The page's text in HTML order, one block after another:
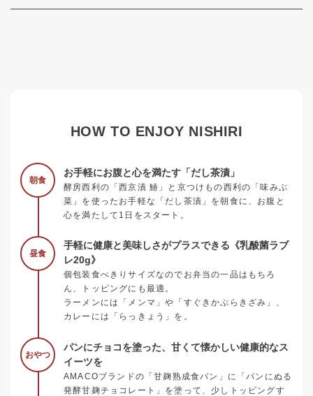
HOW TO ENJOY NISHIRI
朝食
お手軽にお腹と心を満たす「だし茶漬」
酵房西利の「西京漬 鰆」と京つけもの西利の「味みぶ
菜」を使ったお手軽な「だし茶漬」を朝食に、お腹と
心を満たして1日をスタート。
昼食
手軽に健康と美味しさがプラスできる《乳酸菌ラブ
レ20g》
個包装食べきりサイズなのでお弁当の一品はもちろ
ん、トッピングにも最適。
ラーメンには「メンマ」や「すぐきかぶらきざみ」、
カレーには「らっきょう」を。
おやつ
パンにチョコを塗った、甘くて懐かしい健康的なス
イーツを
AMACOブランドの「甘麹熟成食パン」に「パンにぬる
発酵甘麹チョコレート」を塗って、少しトッピングす